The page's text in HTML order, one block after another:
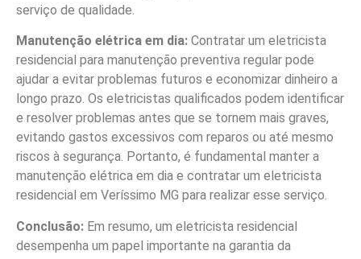
serviço de qualidade.
Manutenção elétrica em dia: Contratar um eletricista
residencial para manutenção preventiva regular pode
ajudar a evitar problemas futuros e economizar dinheiro a
longo prazo. Os eletricistas qualificados podem identificar
e resolver problemas antes que se tornem mais graves,
evitando gastos excessivos com reparos ou até mesmo
riscos à segurança. Portanto, é fundamental manter a
manutenção elétrica em dia e contratar um eletricista
residencial em Veríssimo MG para realizar esse serviço.
Conclusão: Em resumo, um eletricista residencial
desempenha um papel importante na garantia da